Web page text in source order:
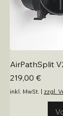
AirPathSplit
Preis
219,00 €
inkl. MwSt. | zzgl.